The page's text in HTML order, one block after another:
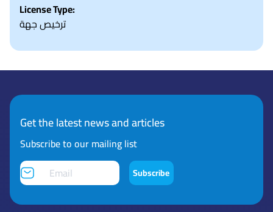
License Type:
ترخيص جهة
Get the latest news and articles
Subscribe to our mailing list
Subscribe